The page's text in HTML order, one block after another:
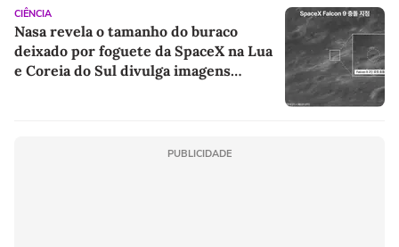
CIÊNCIA
Nasa revela o tamanho do buraco
deixado por foguete da SpaceX na Lua
e Coreia do Sul divulga imagens
PUBLICIDADE